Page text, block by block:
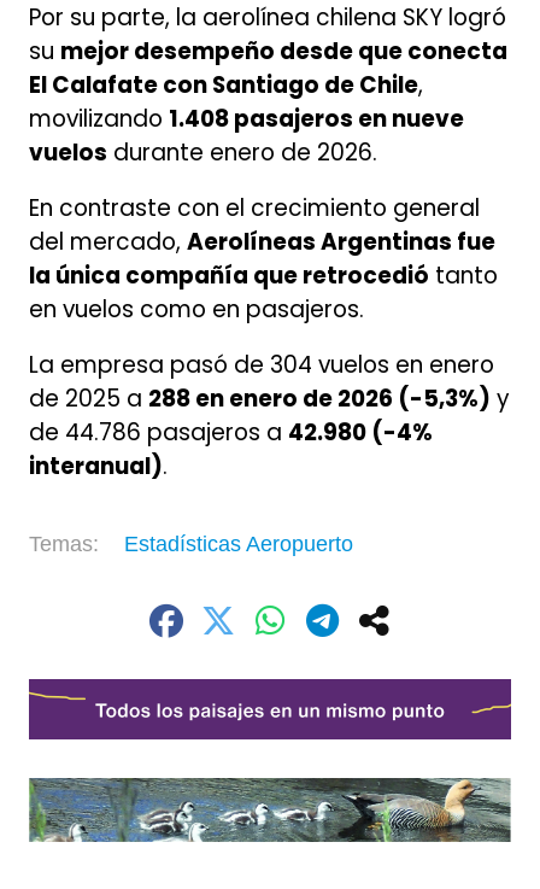
Por su parte, la aerolínea chilena SKY logró
su mejor desempeño desde que conecta
El Calafate con Santiago de Chile,
movilizando 1.408 pasajeros en nueve
vuelos durante enero de 2026.
En contraste con el crecimiento general
del mercado, Aerolíneas Argentinas fue
la única compañía que retrocedió tanto
en vuelos como en pasajeros.
La empresa pasó de 304 vuelos en enero
de 2025 a 288 en enero de 2026 (-5,3%) y
de 44.786 pasajeros a 42.980 (-4%
interanual).
Estadísticas Aeropuerto